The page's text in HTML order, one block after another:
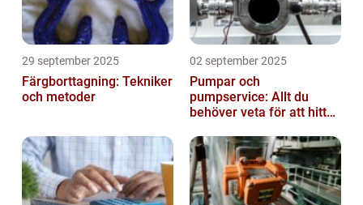
29 september 2025
Färgborttagning: Tekniker
och metoder
02 september 2025
Pumpar och
pumpservice: Allt du
behöver veta för att hitta